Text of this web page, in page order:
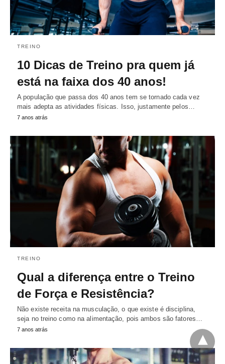
TREINO
10 Dicas de Treino pra quem já
está na faixa dos 40 anos!
A população que passa dos 40 anos tem se tornado cada vez
mais adepta as atividades físicas. Isso, justamente pelos…
7 anos atrás
TREINO
Qual a diferença entre o Treino
de Força e Resistência?
Não existe receita na musculação, o que existe é disciplina,
seja no treino como na alimentação, pois ambos são fatores…
7 anos atrás